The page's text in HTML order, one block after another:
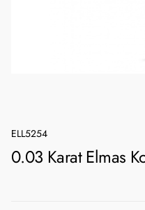
ELL5254
0.03 Karat Elmas